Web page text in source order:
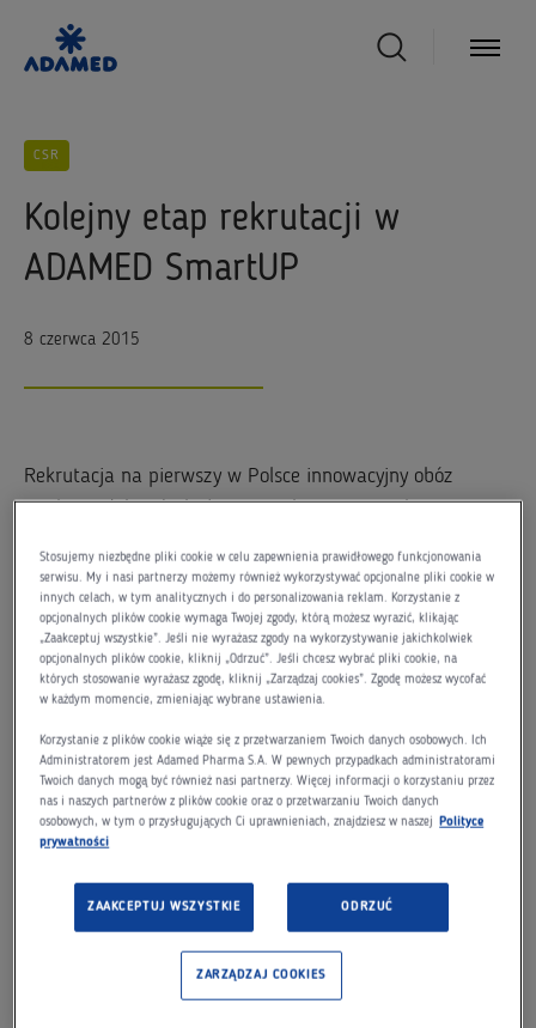
CSR
Kolejny etap rekrutacji w
ADAMED SmartUP
8 czerwca 2015
Rekrutacja na pierwszy w Polsce innowacyjny obóz
naukowy dobiegła końca. W trakcie minionych 6 miesięcy
SmartUP wzięli udział w interaktywnej grze
rekrutacyjnej, pełnej zagadek i nieoczekiwanych zwrotów
akcji, sprawdzili swoją wiedzę w teście internetowym, a
także spotkali się z Radą Naukową Programu,
przekonując, że to właśnie oni powinni wziąć udział w
obozie naukowym. Kim są ci młodzi odkrywcy i pasjonaci
nauki?
W spotkaniach rekrutacyjnych wzięli udział uczniowie
liceów i gimnazjów z całej Polski. To osoby w wieku 15-
19 lat, które swoim głodem wiedzy, osiągnięciami
naukowymi i planami na dalszy rozwój z pewnością
onieśmieliłyby niejedną osobę dorosłą. To osoby, które
angażują się w różnego rodzaju projekty badawcze,
Stosujemy niezbędne pliki cookie w celu zapewnienia prawidłowego funkcjonowania
serwisu. My i nasi partnerzy możemy również wykorzystywać opcjonalne pliki cookie w
innych celach, w tym analitycznych i do personalizowania reklam. Korzystanie z
opcjonalnych plików cookie wymaga Twojej zgody, którą możesz wyrazić, klikając
„Zaakceptuj wszystkie”. Jeśli nie wyrażasz zgody na wykorzystywanie jakichkolwiek
opcjonalnych plików cookie, kliknij „Odrzuć”. Jeśli chcesz wybrać pliki cookie, na
których stosowanie wyrażasz zgodę, kliknij „Zarządzaj cookies”. Zgodę możesz wycofać
w każdym momencie, zmieniając wybrane ustawienia.
Korzystanie z plików cookie wiąże się z przetwarzaniem Twoich danych osobowych. Ich
Administratorem jest Adamed Pharma S.A. W pewnych przypadkach administratorami
Twoich danych mogą być również nasi partnerzy. Więcej informacji o korzystaniu przez
nas i naszych partnerów z plików cookie oraz o przetwarzaniu Twoich danych
osobowych, w tym o przysługujących Ci uprawnieniach, znajdziesz w naszej Polityce
prywatności
ZAAKCEPTUJ WSZYSTKIE ODRZUĆ
ZARZĄDZAJ COOKIES